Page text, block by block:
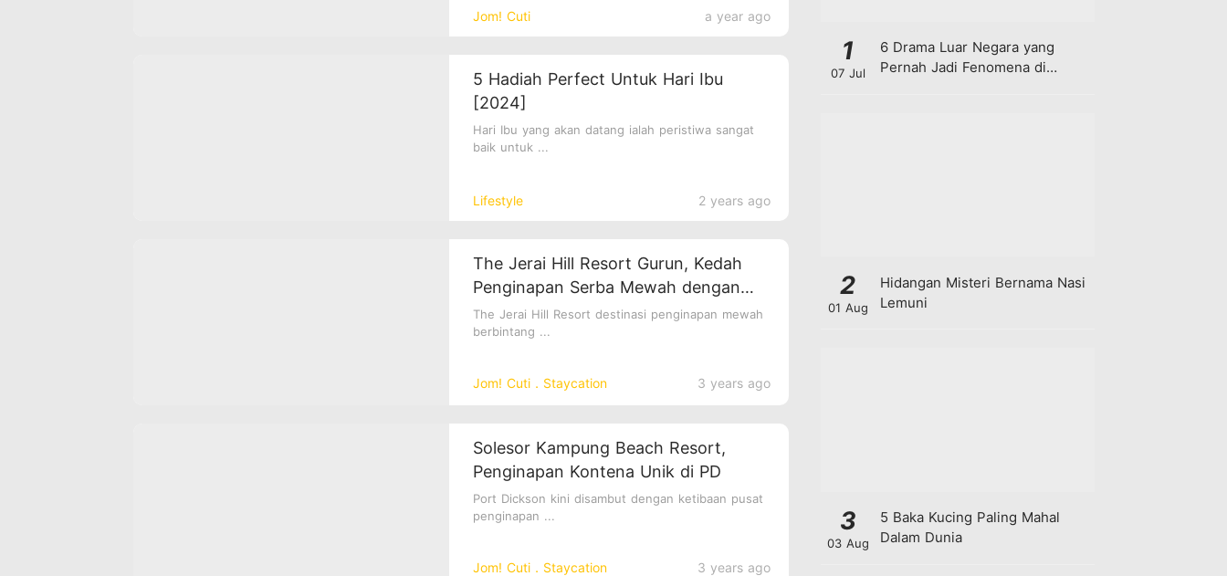
Jom! Cuti a year ago
Lifestyle 2 years ago
5 Hadiah Perfect Untuk Hari Ibu
[2024]
Hari Ibu yang akan datang ialah peristiwa sangat
baik untuk ...
Jom! Cuti．Staycation 3 years ago
The Jerai Hill Resort Gurun, Kedah
Penginapan Serba Mewah dengan
Pemandangan yang Mengagumkan
The Jerai Hill Resort destinasi penginapan mewah
berbintang ...
Jom! Cuti．Staycation 3 years ago
Solesor Kampung Beach Resort,
Penginapan Kontena Unik di PD
Port Dickson kini disambut dengan ketibaan pusat
penginapan ...
1
07 Jul
6 Drama Luar Negara yang
Pernah Jadi Fenomena di
2
01 Aug
Hidangan Misteri Bernama Nasi
Lemuni
3
03 Aug
5 Baka Kucing Paling Mahal
Dalam Dunia